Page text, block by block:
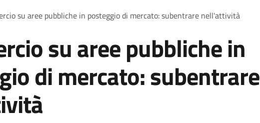
di pane
su aree pubbliche in posteggio di mercato: subentrare nell'attività
su aree pubbliche in
di mercato: subentrare